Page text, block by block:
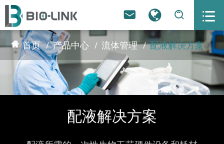
  
首页 产品中心 流体管理 配液解决方案
配液解决方案